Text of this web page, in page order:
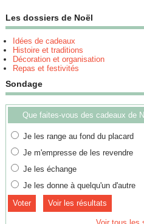
Les dossiers de Noël
Idées de cadeaux
Histoire et traditions
Décoration et organisation
Repas et festivités
Sondage
Que faites-vous des cadeaux de
Je les range au fond du placard
Je m'empresse de les revendre
Je les échange
Je les donne à quelqu'un d'autre
Voir les résultats